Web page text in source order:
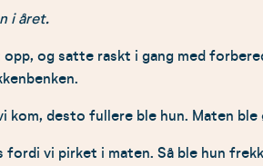
i året.
og satte raskt i gang med
kom, desto fullere ble hun. Maten
fordi vi pirket i maten. Så ble hun